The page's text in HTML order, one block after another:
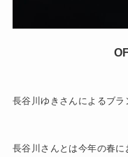
長谷川ゆきさんによるブ
長谷川さんとは今年の春